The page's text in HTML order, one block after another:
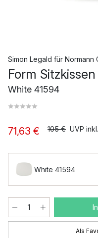
Simon Legald für Normann
Form
White 41594
71,63 € 105 € UVP
White 41594
Als